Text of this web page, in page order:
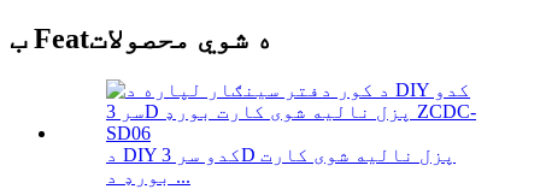
ب Featه شوي محصولات
د DIY کدو سر 3D پزل نالیه شوی کارت
بورډ د ...